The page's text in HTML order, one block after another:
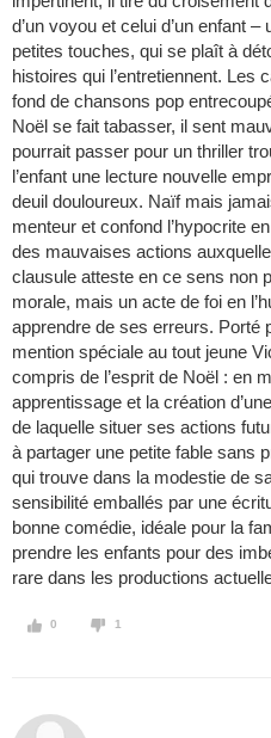
d’un voyou et celui d’un enfant
petites touches, qui se plaît à
histoires qui l’entretiennent. Les
fond de chansons pop
Noël se fait tabasser, il sent
pourrait passer pour un thriller
l’enfant une lecture nouvelle
deuil douloureux. Naïf mais
menteur et confond l’hypocrite
des mauvaises actions
clausule atteste en ce sens non
morale, mais un acte de foi en
apprendre de ses erreurs. Porté
mention spéciale au tout jeune
compris de l’esprit de Noël : en
apprentissage et la création
de laquelle situer ses actions
à partager une petite fable sans
qui trouve dans la modestie de
sensibilité emballés par une
bonne comédie, idéale pour la
prendre les enfants pour des
rare dans les productions
0 1